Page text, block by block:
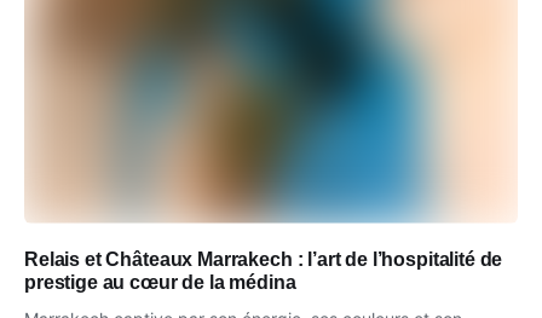
Relais et Châteaux Marrakech : l’art de l’hospitalité de
prestige au cœur de la médina